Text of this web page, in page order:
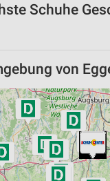
Schuhe
von